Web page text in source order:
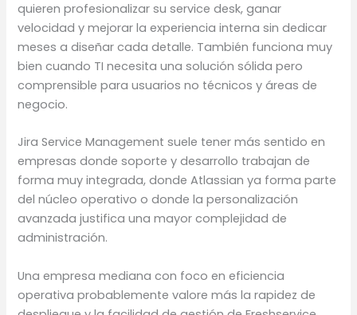
quieren profesionalizar su service desk, ganar
velocidad y mejorar la experiencia interna sin dedicar
meses a diseñar cada detalle. También funciona muy
bien cuando TI necesita una solución sólida pero
comprensible para usuarios no técnicos y áreas de
negocio.
Jira Service Management suele tener más sentido en
empresas donde soporte y desarrollo trabajan de
forma muy integrada, donde Atlassian ya forma parte
del núcleo operativo o donde la personalización
avanzada justifica una mayor complejidad de
administración.
Una empresa mediana con foco en eficiencia
operativa probablemente valore más la rapidez de